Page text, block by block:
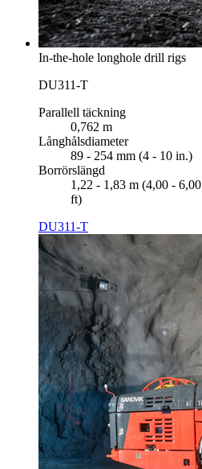
In-the-hole longhole drill rigs
DU311-T
Parallell täckning
0,762 m
Långhålsdiameter
89 - 254 mm (4 - 10 in.)
Borrörslängd
1,22 - 1,83 m (4,00 - 6,00
ft)
DU311-T